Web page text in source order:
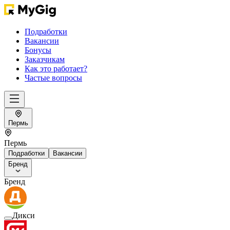
Подработки
Вакансии
Бонусы
Заказчикам
Как это работает?
Частые вопросы
Пермь
Пермь
Подработки
Вакансии
Бренд
Бренд
Дикси